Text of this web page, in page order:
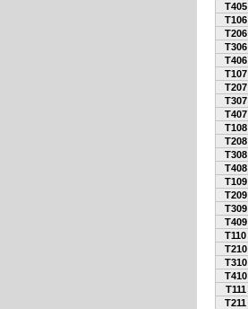
T405
T106
T206
T306
T406
T107
T207
T307
T407
T108
T208
T308
T408
T109
T209
T309
T409
T110
T210
T310
T410
T111
T211